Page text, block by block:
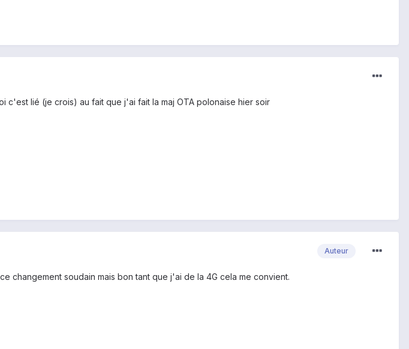
c'est lié (je crois) au fait que j'ai fait la maj OTA polonaise hier soir
Auteur
changement soudain mais bon tant que j'ai de la 4G cela me convient.